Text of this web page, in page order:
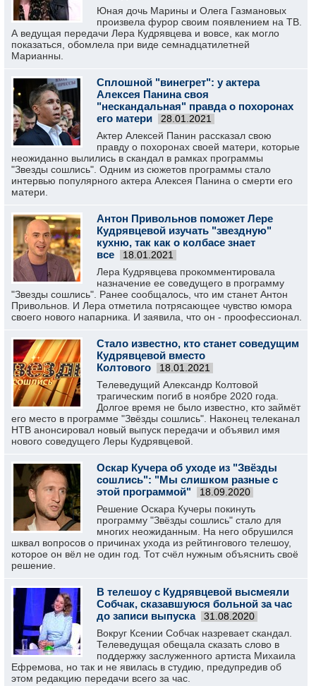
Юная дочь Марины и Олега Газмановых
произвела фурор своим появлением на ТВ.
А ведущая передачи Лера Кудрявцева и вовсе, как могло
показаться, обомлела при виде семнадцатилетней
Марианны.
Сплошной "винегрет": у актера
Алексея Панина своя
"нескандальная" правда о похоронах
его матери
28.01.2021
Актер Алексей Панин рассказал свою
правду о похоронах своей матери, которые
неожиданно вылились в скандал в рамках программы
"Звезды сошлись". Одним из сюжетов программы стало
интервью популярного актера Алексея Панина о смерти его
матери.
Антон Привольнов поможет Лере
Кудрявцевой изучать "звездную"
кухню, так как о колбасе знает
все
18.01.2021
Лера Кудрявцева прокомментировала
назначение ее соведущего в программу
"Звезды сошлись". Ранее сообщалось, что им станет Антон
Привольнов. И Лера отметила потрясающее чувство юмора
своего нового напарника. И заявила, что он - проофессионал.
Стало известно, кто станет соведущим
Кудрявцевой вместо
Колтового
18.01.2021
Телеведущий Александр Колтовой
трагическим погиб в ноябре 2020 года.
Долгое время не было известно, кто займёт
его место в программе "Звёзды сошлись". Наконец телеканал
НТВ анонсировал новый выпуск передачи и объявил имя
нового соведущего Леры Кудрявцевой.
Оскар Кучера об уходе из "Звёзды
сошлись": "Мы слишком разные с
этой программой"
18.09.2020
Решение Оскара Кучеры покинуть
программу "Звёзды сошлись" стало для
многих неожиданным. На него обрушился
шквал вопросов о причинах ухода из рейтингового телешоу,
которое он вёл не один год. Тот счёл нужным объяснить своё
решение.
В телешоу с Кудрявцевой высмеяли
Собчак, сказавшуюся больной за час
до записи выпуска
31.08.2020
Вокруг Ксении Собчак назревает скандал.
Телеведущая обещала сказать слово в
поддержку заслуженного артиста Михаила
Ефремова, но так и не явилась в студию, предупредив об
этом редакцию передачи всего за час.